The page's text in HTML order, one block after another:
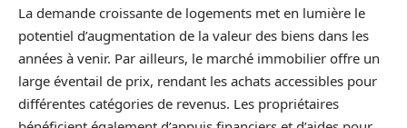
La demande croissante de logements met en lumière le
potentiel d’augmentation de la valeur des biens dans les
années à venir. Par ailleurs, le marché immobilier offre un
large éventail de prix, rendant les achats accessibles pour
différentes catégories de revenus. Les propriétaires